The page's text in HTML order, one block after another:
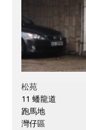
松苑
11 蟠龍道
跑馬地
灣仔區